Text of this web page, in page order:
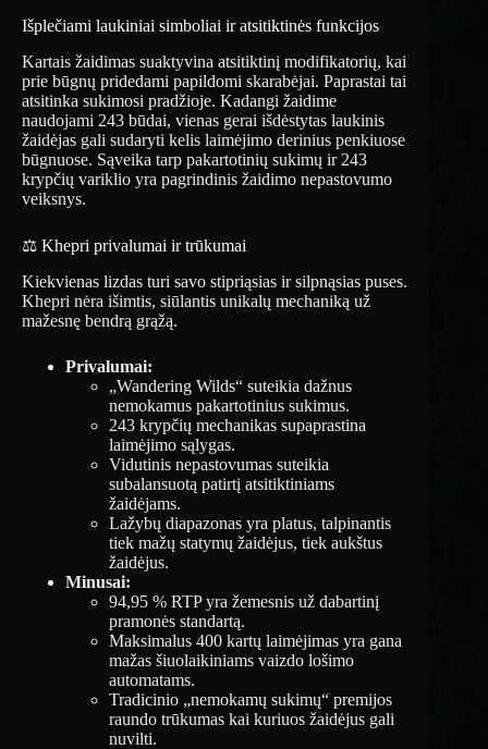
Išplečiami laukiniai simboliai ir atsitiktinės funkcijos
Kartais žaidimas suaktyvina atsitiktinį modifikatorių, kai
prie būgnų pridedami papildomi skarabėjai. Paprastai tai
atsitinka sukimosi pradžioje. Kadangi žaidime
naudojami 243 būdai, vienas gerai išdėstytas laukinis
žaidėjas gali sudaryti kelis laimėjimo derinius penkiuose
būgnuose. Sąveika tarp pakartotinių sukimų ir 243
krypčių variklio yra pagrindinis žaidimo nepastovumo
veiksnys.
⚖️ Khepri privalumai ir trūkumai
Kiekvienas lizdas turi savo stipriąsias ir silpnąsias puses.
Khepri nėra išimtis, siūlantis unikalų mechaniką už
mažesnę bendrą grąžą.
Privalumai:
„Wandering Wilds“ suteikia dažnus
nemokamus pakartotinius sukimus.
243 krypčių mechanikas supaprastina
laimėjimo sąlygas.
Vidutinis nepastovumas suteikia
subalansuotą patirtį atsitiktiniams
žaidėjams.
Lažybų diapazonas yra platus, talpinantis
tiek mažų statymų žaidėjus, tiek aukštus
žaidėjus.
Minusai:
94,95 % RTP yra žemesnis už dabartinį
pramonės standartą.
Maksimalus 400 kartų laimėjimas yra gana
mažas šiuolaikiniams vaizdo lošimo
automatams.
Tradicinio „nemokamų sukimų“ premijos
raundo trūkumas kai kuriuos žaidėjus gali
nuvilti.